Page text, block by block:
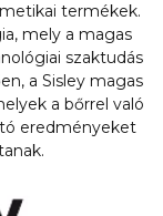
termékek.
mely a magas
szaktudás
a Sisley magas
a bőrrel való
eredményeket